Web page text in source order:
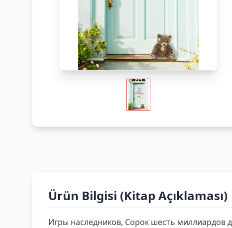
Ürün Bilgisi (Kitap Açıklaması)
Игры наследников, Сорок шесть миллиардов